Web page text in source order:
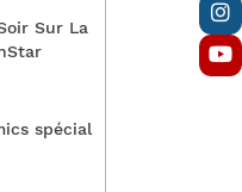
Sur La
spécial